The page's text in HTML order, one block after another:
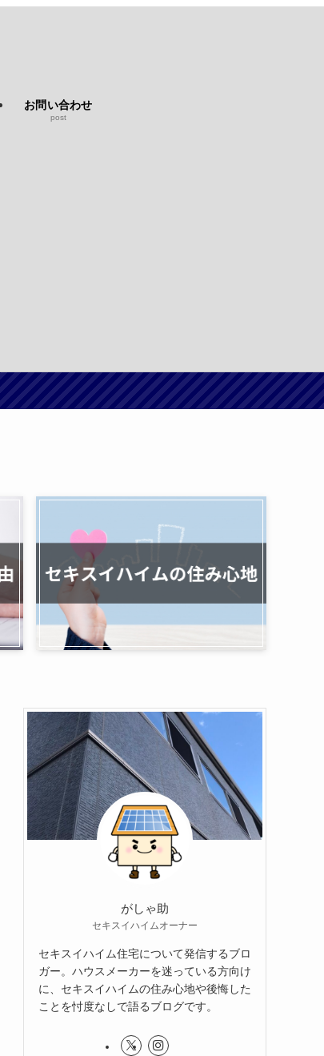
お問い合わせ
post
がしゃ助
セキスイハイムオーナー
セキスイハイム住宅について発信するブロ
ガー。ハウスメーカーを迷っている方向け
に、セキスイハイムの住み心地や後悔した
ことを忖度なしで語るブログです。